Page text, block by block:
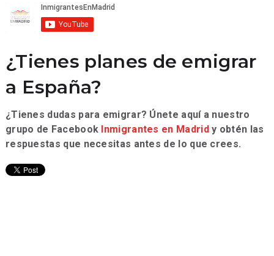
¿Tienes planes de emigrar
a España?
¿Tienes dudas para emigrar? Únete aquí a nuestro
grupo de Facebook Inmigrantes en Madridy obtén las
respuestas que necesitas antes de lo que crees.